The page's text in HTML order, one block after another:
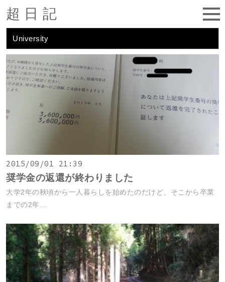
超日記
University
2015/09/01 21:39
奨学金の返還が終わりました
大学2年の秋頃から一人暮らしを始めたのだけど、そこから卒業
までの2年...